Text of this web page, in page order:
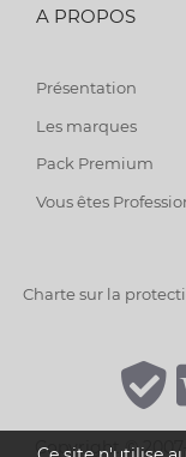
A PROPOS
Présentation
Les marques
Pack Premium
Vous êtes
Charte sur la
Copyright ©